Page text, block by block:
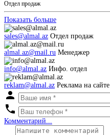
Отдел продаж
Показать больше
sales@almal.az Отдел продаж
almal.az@mail.ru Менеджер
info@almal.az Инфо. отдел
reklam@almal.az Реклама на сайте
Комментарий...